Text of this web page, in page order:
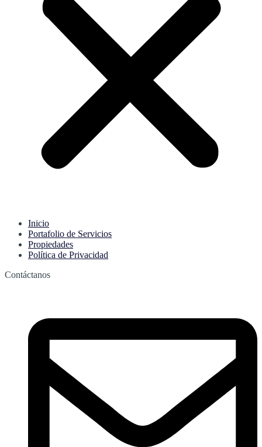
Inicio
Portafolio de Servicios
Propiedades
Política de Privacidad
Contáctanos